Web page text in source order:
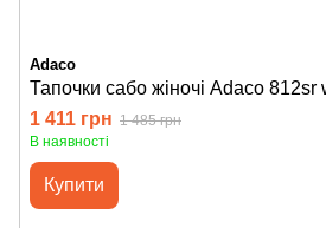
Adaco
Тапочки сабо жіночі Adaco 812sr
1 411 грн 1 485 грн
В наявності
Купити